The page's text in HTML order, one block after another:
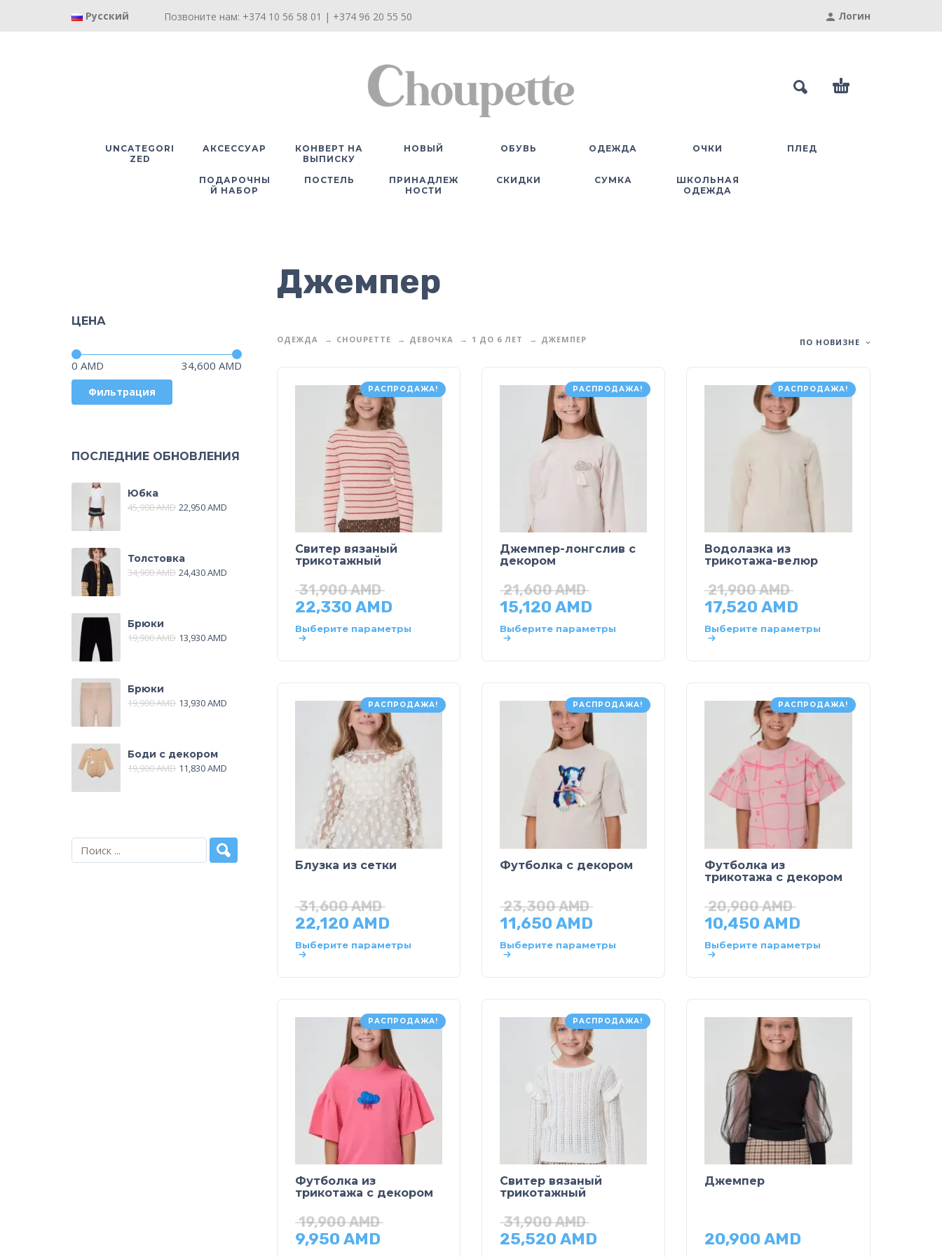
Логин
Русский Позвоните нам: +374 10 56 58 01 | +374 96 20 55 50
UNCATEGORI
ZED
АКСЕССУАР
КОНВЕРТ НА
ВЫПИСКУ
НОВЫЙ ОБУВЬ ОДЕЖДА ОЧКИ ПЛЕД
ПОДАРОЧНЫ
Й НАБОР
ПОСТЕЛЬ
ПРИНАДЛЕЖ
НОСТИ
СКИДКИ СУМКА
ШКОЛЬНАЯ
ОДЕЖДА
ЦЕНА
Фильтрация
0 AMD 34,600 AMD
ПОСЛЕДНИЕ ОБНОВЛЕНИЯ
Юбка
45,900AMD 22,950AMD
Толстовка
34,900AMD 24,430AMD
Брюки
19,900AMD 13,930AMD
Брюки
19,900AMD 13,930AMD
Боди с декором
19,900AMD 11,830AMD
Джемпер
ОДЕЖДА CHOUPETTE ДЕВОЧКА 1 ДО 6 ЛЕТ ДЖЕМПЕР ПО НОВИЗНЕ
РАСПРОДАЖА!
Свитер вязаный
трикотажный
31,900AMD
22,330 AMD
Выберите параметры
РАСПРОДАЖА!
Джемпер-лонгслив с
декором
21,600AMD
15,120 AMD
Выберите параметры
РАСПРОДАЖА!
Водолазка из
трикотажа-велюр
21,900AMD
17,520AMD
Выберите параметры
РАСПРОДАЖА!
Блузка из сетки
31,600AMD
22,120 AMD
Выберите параметры
РАСПРОДАЖА!
Футболка с декором
23,300AMD
11,650 AMD
Выберите параметры
РАСПРОДАЖА!
Футболка из
трикотажа с декором
20,900AMD
10,450AMD
Выберите параметры
РАСПРОДАЖА!
Футболка из
трикотажа с декором
19,900AMD
9,950 AMD
РАСПРОДАЖА!
Свитер вязаный
трикотажный
31,900AMD
25,520 AMD
Джемпер
20,900AMD